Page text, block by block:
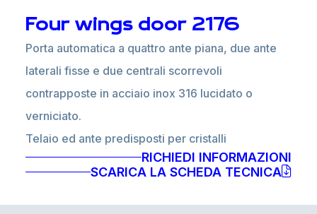
Four wings door 2176
Porta automatica a quattro ante piana, due ante
laterali fisse e due centrali scorrevoli
contrapposte in acciaio inox 316 lucidato o
verniciato.
Telaio ed ante predisposti per cristalli
stratificati temperati spessore sino a 25.5mm, a
Guarnizione gonfiabile perimetrale per la tenuta
RICHIEDI INFORMAZIONI
SCARICA LA SCHEDA TECNICA